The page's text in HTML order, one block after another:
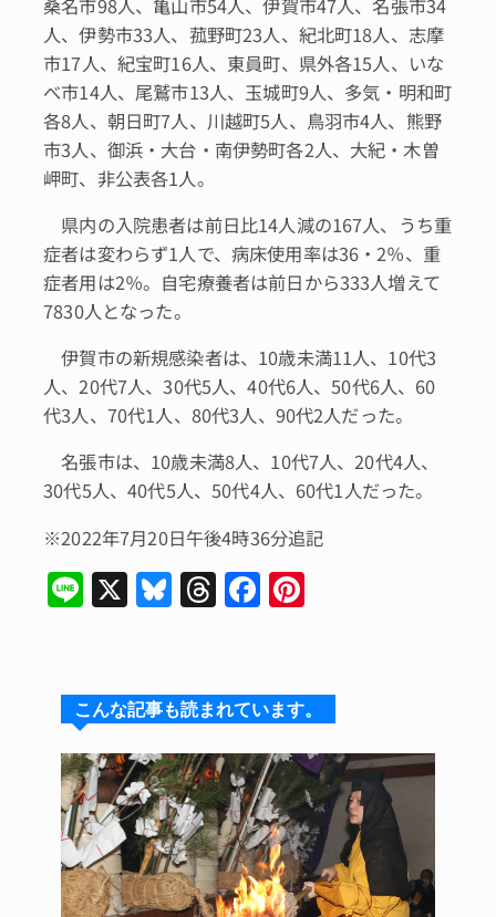
人、伊勢市33人、菰野町23人、紀北町18人、志摩
市17人、紀宝町16人、東員町、県外各15人、いな
べ市14人、尾鷲市13人、玉城町9人、多気・明和町
各8人、朝日町7人、川越町5人、鳥羽市4人、熊野
市3人、御浜・大台・南伊勢町各2人、大紀・木曽
岬町、非公表各1人。
県内の入院患者は前日比14人減の167人、うち重
症者は変わらず1人で、病床使用率は36・2％、重
症者用は2％。自宅療養者は前日から333人増えて
7830人となった。
伊賀市の新規感染者は、10歳未満11人、10代3
人、20代7人、30代5人、40代6人、50代6人、60
代3人、70代1人、80代3人、90代2人だった。
名張市は、10歳未満8人、10代7人、20代4人、
30代5人、40代5人、50代4人、60代1人だった。
※2022年7月20日午後4時36分追記
Li
n
X Bl
u
s
k
y
T
hr
a
d
s
F
a
e
b
o
o
k
re
st
こんな記事も読まれています。